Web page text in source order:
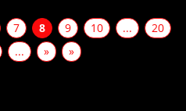
7 8 9 10 ...
20
... » »